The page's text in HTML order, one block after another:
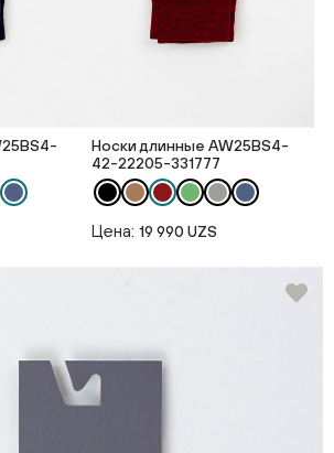
Носки длинные AW25BS4-
42-22205-331777
Цена: 19 990 UZS